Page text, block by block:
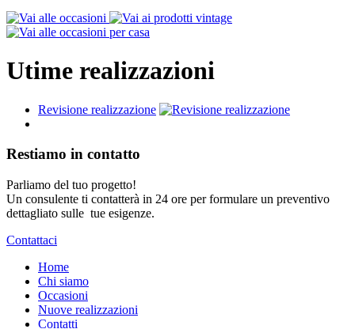
Utime realizzazioni
Revisione realizzazione
Restiamo in contatto
Parliamo del tuo progetto!
Un consulente ti contatterà in 24 ore per formulare un preventivo
dettagliato sulle tue esigenze.
Contattaci
Home
Chi siamo
Occasioni
Nuove realizzazioni
Contatti